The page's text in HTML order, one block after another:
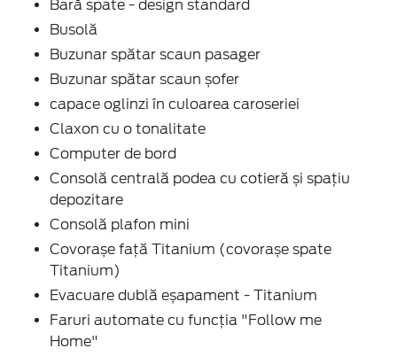
Bară spate - design standard
Busolă
Buzunar spătar scaun pasager
Buzunar spătar scaun șofer
capace oglinzi în culoarea caroseriei
Claxon cu o tonalitate
Computer de bord
Consolă centrală podea cu cotieră și spațiu
depozitare
Consolă plafon mini
Covorașe față Titanium (covorașe spate
Titanium)
Evacuare dublă eșapament - Titanium
Faruri automate cu funcția "Follow me
Home"